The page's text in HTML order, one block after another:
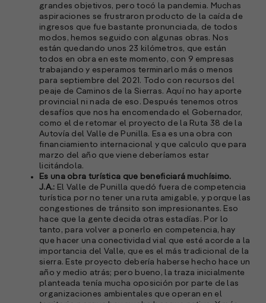
grandes objetivos, pero tocó la pandemia. Muchas
aspiraciones se frustraron producto de la caída de
ingresos que fue bastante pronunciada, de todos
modos, hemos seguido con algunas obras. Nos
están quedando unos 23 kilómetros, que están
todos en obra en este momento, con 9 empresas
trabajando y esperamos terminarlo más o menos
para septiembre del 2021. Todo con recursos del
peaje de Caminos de la Sierras. Aquí no hay aporte
provincial ni nada de eso. Después tenemos otros
desafíos que nos ha encomendado el Gobernador,
como el de retomar el proyecto de la Ruta 38 de la
Autovía del Valle de Punilla. Esa es una obra con
financiamiento internacional y que calculo que para
marzo del año que viene deberíamos estar
licitándola.
Es una obra turística que beneficiará muchísimo.
J.A.: El Valle de Punilla quedó fuera de competencia
turística por no tener una ruta amigable, y porque las
congestiones de tránsito son impresionantes. Eso
hace que la gente decida otras estadías. Por lo
tanto, para volver a ponerlo en competencia, hay
que hacer una conectividad vial que esté acorde a la
importancia del Valle, que es el más tradicional de la
sierra. Este proyecto debería haberse hecho hace un
año y medio atrás; pero bueno, la traza inicialmente
planteada tenía mucha oposición por parte de las
organizaciones ambientales que operan en el